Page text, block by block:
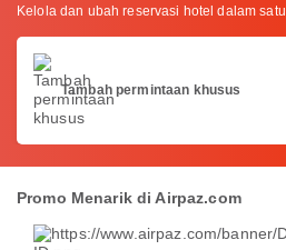
Kelola dan ubah reservasi hotel dalam
Tambah permintaan khusus
Promo Menarik di Airpaz.com